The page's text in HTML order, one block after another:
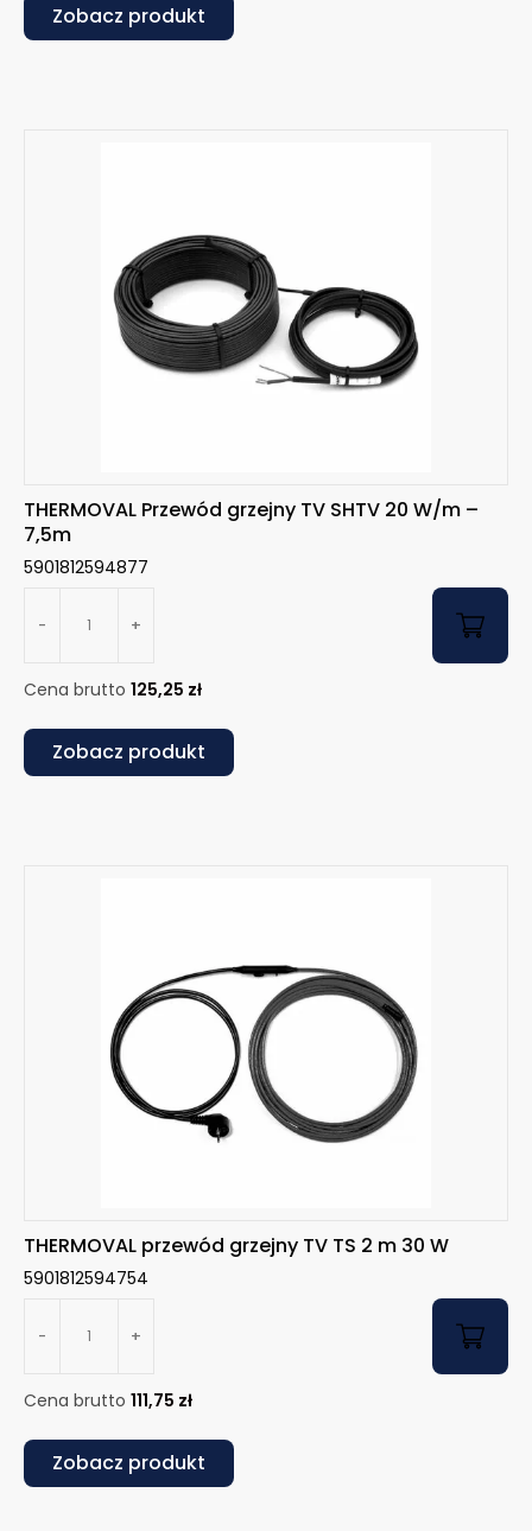
Zobacz produkt
THERMOVAL Przewód grzejny TV SHTV 20 W/m –
7,5m
5901812594877
- +
Cena brutto 125,25 zł
Zobacz produkt
THERMOVAL przewód grzejny TV TS 2 m 30 W
5901812594754
- +
Cena brutto 111,75 zł
Zobacz produkt